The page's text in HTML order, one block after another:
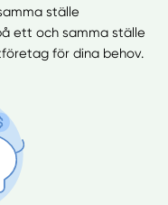
ställe
ett och samma ställe
för dina behov.